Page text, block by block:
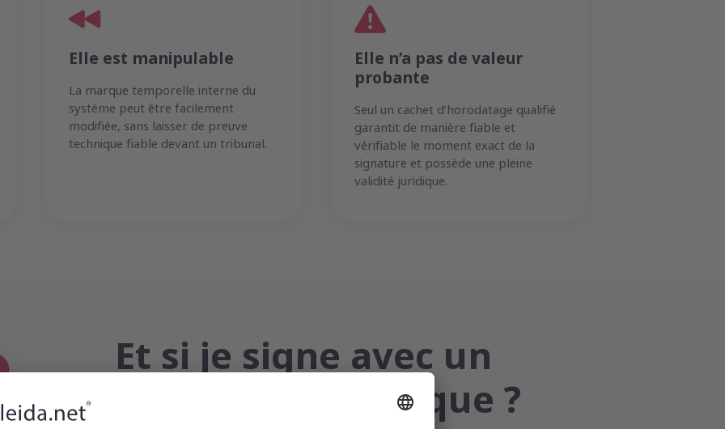
Elle est manipulable
La marque temporelle interne du
système peut être facilement
modifiée, sans laisser de preuve
technique fiable devant un tribunal.
Elle n’a pas de valeur
probante
Seul un cachet d’horodatage qualifié
garantit de manière fiable et
vérifiable le moment exact de la
signature et possède une pleine
validité juridique.
Et si je signe avec un
certificat numérique ?